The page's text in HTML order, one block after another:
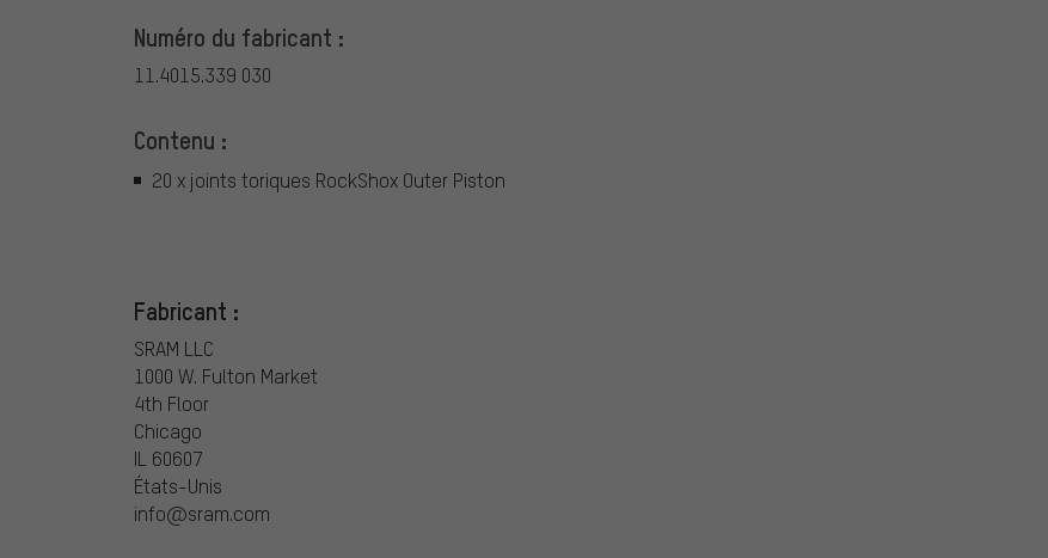
Numéro du fabricant :
11.4015.339 030
Contenu :
20 x joints toriques RockShox Outer Piston
Fabricant :
SRAM LLC
1000 W. Fulton Market
4th Floor
Chicago
IL 60607
États-Unis
info@sram.com